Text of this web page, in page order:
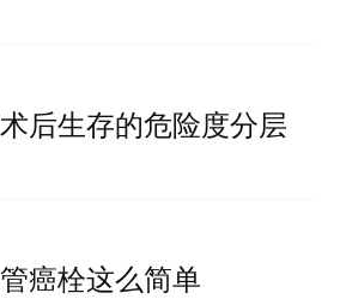
后生存的危险度分层
癌栓这么简单